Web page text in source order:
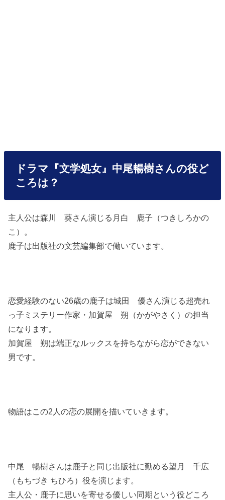
ドラマ『文学処女』中尾暢樹さんの役ど
ころは？
主人公は森川 葵さん演じる月白 鹿子（つきしろかの
こ）。
鹿子は出版社の文芸編集部で働いています。
恋愛経験のない26歳の鹿子は城田 優さん演じる超売れ
っ子ミステリー作家・加賀屋 朔（かがやさく）の担当
になります。
加賀屋 朔は端正なルックスを持ちながら恋ができない
男です。
物語はこの2人の恋の展開を描いていきます。
中尾 暢樹さんは鹿子と同じ出版社に勤める望月 千広
（もちづき ちひろ）役を演じます。
主人公・鹿子に思いを寄せる優しい同期という役どころ